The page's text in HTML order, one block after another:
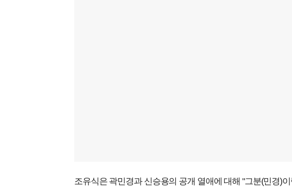
조유식은 곽민경과 신승용의 공개 열애에 대해 "그분(민경)